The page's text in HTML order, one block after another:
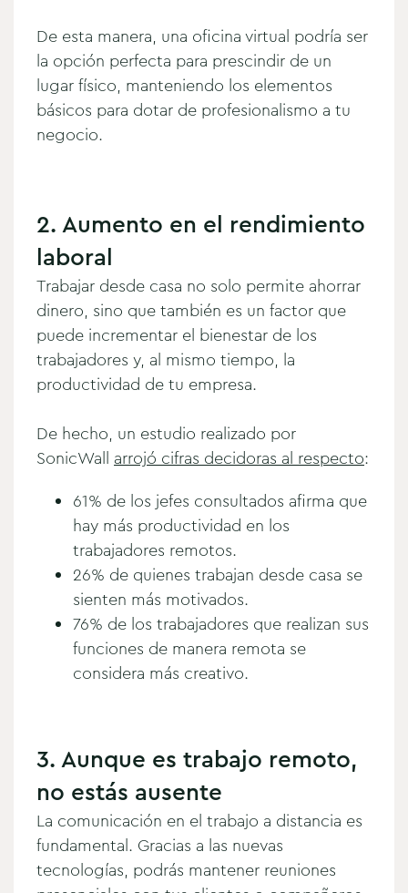
De esta manera, una oficina virtual podría ser
la opción perfecta para prescindir de un
lugar físico, manteniendo los elementos
básicos para dotar de profesionalismo a tu
negocio.
2. Aumento en el rendimiento
laboral
Trabajar desde casa no solo permite ahorrar
dinero, sino que también es un factor que
puede incrementar el bienestar de los
trabajadores y, al mismo tiempo, la
productividad de tu empresa.
De hecho, un estudio realizado por
SonicWall arrojó cifras decidoras al respecto:
61% de los jefes consultados afirma que
hay más productividad en los
trabajadores remotos.
26% de quienes trabajan desde casa se
sienten más motivados.
76% de los trabajadores que realizan sus
funciones de manera remota se
considera más creativo.
3. Aunque es trabajo remoto,
no estás ausente
La comunicación en el trabajo a distancia es
fundamental. Gracias a las nuevas
tecnologías, podrás mantener reuniones